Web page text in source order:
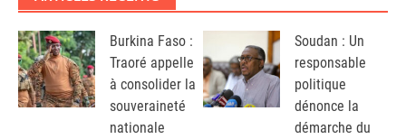
Burkina Faso :
Traoré appelle
à consolider la
souveraineté
nationale
Soudan : Un
responsable
politique
dénonce la
démarche du